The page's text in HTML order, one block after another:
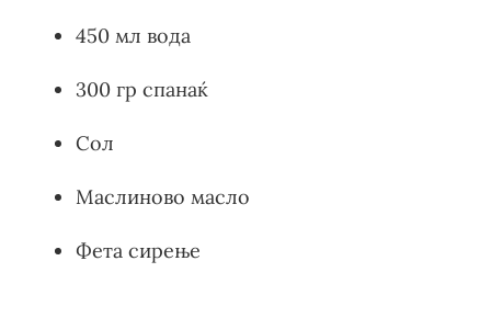
450 мл вода
300 гр спанаќ
Сол
Маслиново масло
Фета сирење